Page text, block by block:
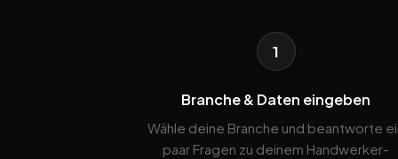
1
Branche & Daten eingeben
Wähle deine Branche und beantworte
paar Fragen zu deinem Handwerker-